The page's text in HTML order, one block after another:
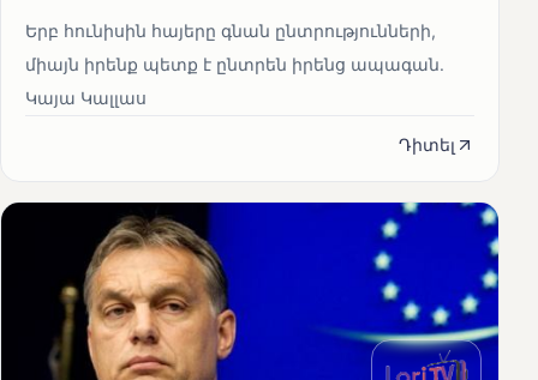
Երբ հունիսին հայերը գնան ընտրությունների,
միայն իրենք պետք է ընտրեն իրենց ապագան.
Կայա Կալլաս
Դիտել